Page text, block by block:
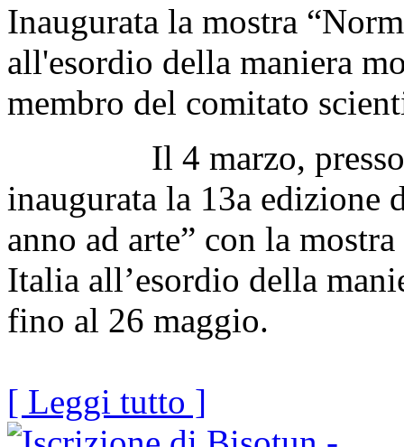
Inaugurata la mostra
all'esordio della maniera
membro del comitato
Il 4 marzo, presso la
inaugurata la 13a edizione
anno ad arte” con la
Italia all’esordio della
fino al 26 maggio.
[ Leggi tutto ]